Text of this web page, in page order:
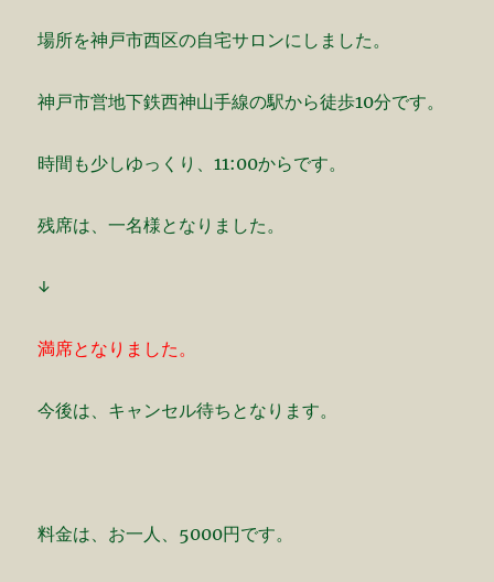
場所を神戸市西区の自宅サロンにしました。
神戸市営地下鉄西神山手線の駅から徒歩10分です。
時間も少しゆっくり、11:00からです。
残席は、一名様となりました。
↓
満席となりました。
今後は、キャンセル待ちとなります。
料金は、お一人、5000円です。